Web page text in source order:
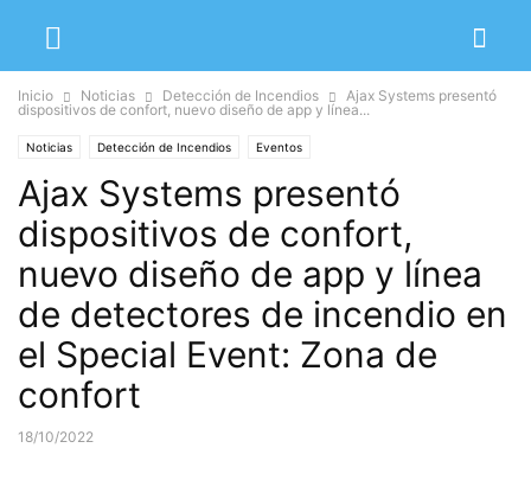
Inicio Noticias Detección de Incendios
Ajax Systems presentó
dispositivos de confort, nuevo diseño de app y línea...
Noticias Detección de Incendios Eventos
Ajax Systems presentó
dispositivos de confort,
nuevo diseño de app y línea
de detectores de incendio en
el Special Event: Zona de
confort
18/10/2022